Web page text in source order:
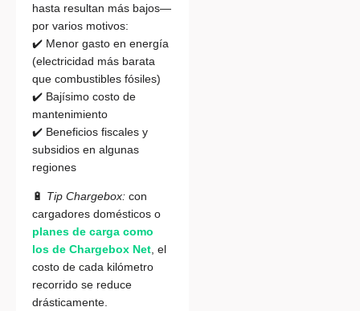
hasta resultan más bajos—
por varios motivos:
✔️ Menor gasto en energía
(electricidad más barata
que combustibles fósiles)
✔️ Bajísimo costo de
mantenimiento
✔️ Beneficios fiscales y
subsidios en algunas
regiones
🔋 Tip Chargebox: con
cargadores domésticos o
planes de carga como
los de Chargebox Net , el
costo de cada kilómetro
recorrido se reduce
drásticamente.